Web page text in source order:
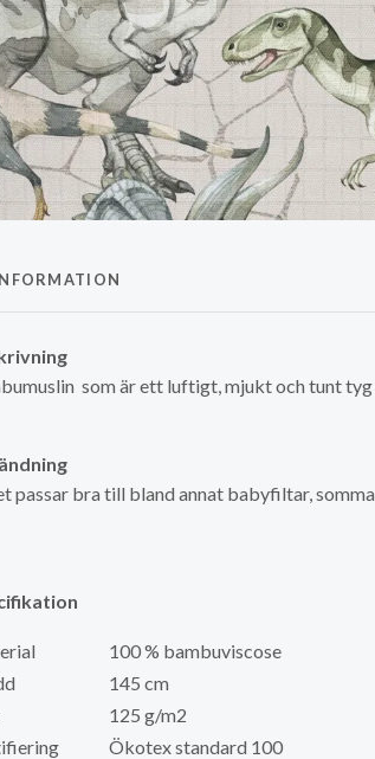
som är ett luftigt, mjukt och tunt
passar bra till bland annat babyfiltar,
100 % bambuviscose
145 cm
125 g/m2
Ökotex standard 100